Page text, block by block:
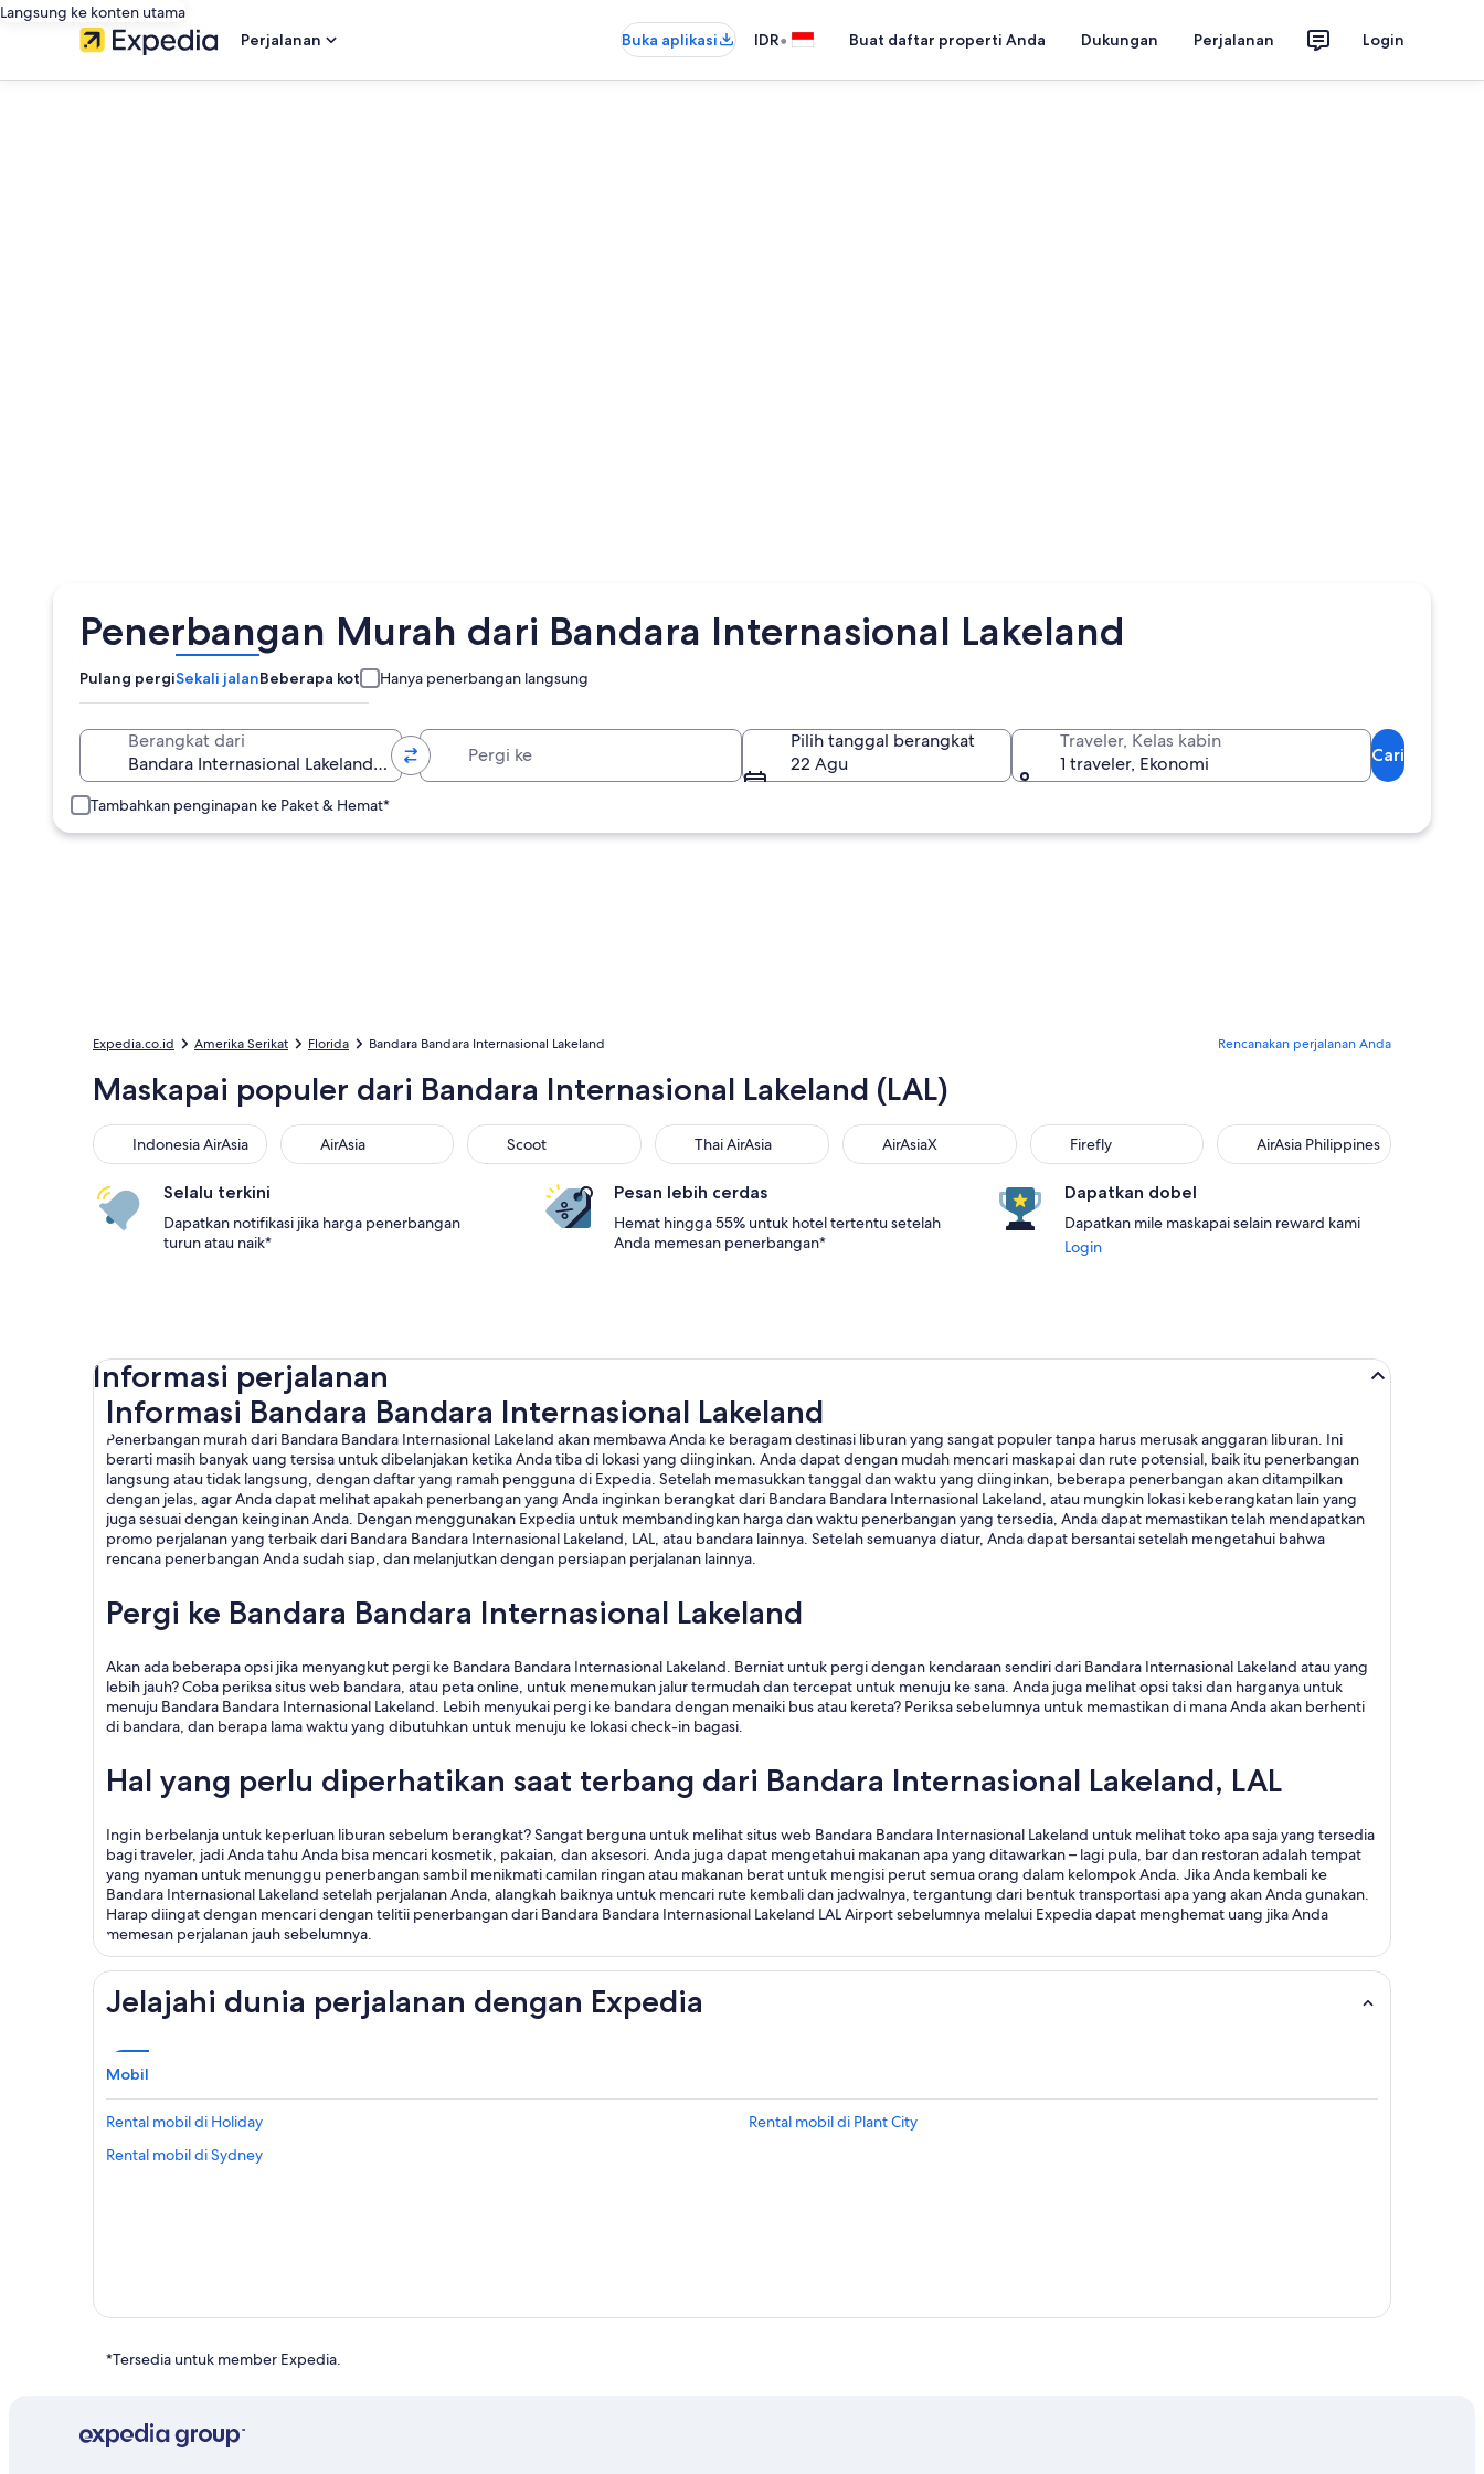
Langsung ke konten utama
Perjalanan
Buka aplikasi IDR• Buat daftar properti Anda Dukungan Perjalanan Login
Penerbangan Murah dari Bandara Internasional Lakeland
Pulang pergiSekali jalanBeberapa kota Hanya penerbangan langsung
Berangkat dari
Pilih tanggal berangkat
22 Agu
Traveler, Kelas kabin
1 traveler, Ekonomi
Cari
Tambahkan penginapan ke Paket & Hemat*
Expedia.co.id Amerika Serikat Florida Bandara Bandara Internasional Lakeland Rencanakan perjalanan Anda
Maskapai populer dari Bandara Internasional Lakeland (LAL)
Indonesia AirAsia AirAsia Scoot Thai AirAsia AirAsiaX Firefly AirAsia Philippines
Selalu terkini
Dapatkan notifikasi jika harga penerbangan
turun atau naik*
Pesan lebih cerdas
Hemat hingga 55% untuk hotel tertentu setelah
Anda memesan penerbangan*
Dapatkan dobel
Dapatkan mile maskapai selain reward kami
Login
Informasi perjalanan
Informasi Bandara Bandara Internasional Lakeland
Penerbangan murah dari Bandara Bandara Internasional Lakeland akan membawa Anda ke beragam destinasi liburan yang sangat populer tanpa harus merusak anggaran liburan. Ini
berarti masih banyak uang tersisa untuk dibelanjakan ketika Anda tiba di lokasi yang diinginkan. Anda dapat dengan mudah mencari maskapai dan rute potensial, baik itu penerbangan
langsung atau tidak langsung, dengan daftar yang ramah pengguna di Expedia. Setelah memasukkan tanggal dan waktu yang diinginkan, beberapa penerbangan akan ditampilkan
dengan jelas, agar Anda dapat melihat apakah penerbangan yang Anda inginkan berangkat dari Bandara Bandara Internasional Lakeland, atau mungkin lokasi keberangkatan lain yang
juga sesuai dengan keinginan Anda. Dengan menggunakan Expedia untuk membandingkan harga dan waktu penerbangan yang tersedia, Anda dapat memastikan telah mendapatkan
promo perjalanan yang terbaik dari Bandara Bandara Internasional Lakeland, LAL, atau bandara lainnya. Setelah semuanya diatur, Anda dapat bersantai setelah mengetahui bahwa
rencana penerbangan Anda sudah siap, dan melanjutkan dengan persiapan perjalanan lainnya.
Pergi ke Bandara Bandara Internasional Lakeland
Akan ada beberapa opsi jika menyangkut pergi ke Bandara Bandara Internasional Lakeland. Berniat untuk pergi dengan kendaraan sendiri dari Bandara Internasional Lakeland atau yang
lebih jauh? Coba periksa situs web bandara, atau peta online, untuk menemukan jalur termudah dan tercepat untuk menuju ke sana. Anda juga melihat opsi taksi dan harganya untuk
menuju Bandara Bandara Internasional Lakeland. Lebih menyukai pergi ke bandara dengan menaiki bus atau kereta? Periksa sebelumnya untuk memastikan di mana Anda akan berhenti
di bandara, dan berapa lama waktu yang dibutuhkan untuk menuju ke lokasi check-in bagasi.
Hal yang perlu diperhatikan saat terbang dari Bandara Internasional Lakeland, LAL
Ingin berbelanja untuk keperluan liburan sebelum berangkat? Sangat berguna untuk melihat situs web Bandara Bandara Internasional Lakeland untuk melihat toko apa saja yang tersedia
bagi traveler, jadi Anda tahu Anda bisa mencari kosmetik, pakaian, dan aksesori. Anda juga dapat mengetahui makanan apa yang ditawarkan – lagi pula, bar dan restoran adalah tempat
yang nyaman untuk menunggu penerbangan sambil menikmati camilan ringan atau makanan berat untuk mengisi perut semua orang dalam kelompok Anda. Jika Anda kembali ke
Bandara Internasional Lakeland setelah perjalanan Anda, alangkah baiknya untuk mencari rute kembali dan jadwalnya, tergantung dari bentuk transportasi apa yang akan Anda gunakan.
Harap diingat dengan mencari dengan telitii penerbangan dari Bandara Bandara Internasional Lakeland LAL Airport sebelumnya melalui Expedia dapat menghemat uang jika Anda
memesan perjalanan jauh sebelumnya.
Jelajahi dunia perjalanan dengan Expedia
Mobil
Rental mobil di Holiday
Rental mobil di Plant City
Rental mobil di Sydney
*Tersedia untuk member Expedia.